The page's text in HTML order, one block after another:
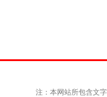
注：本网站所包含文